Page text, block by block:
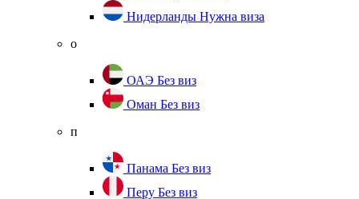
Нидерланды Нужна виза
о
ОАЭ Без виз
Оман Без виз
п
Панама Без виз
Перу Без виз